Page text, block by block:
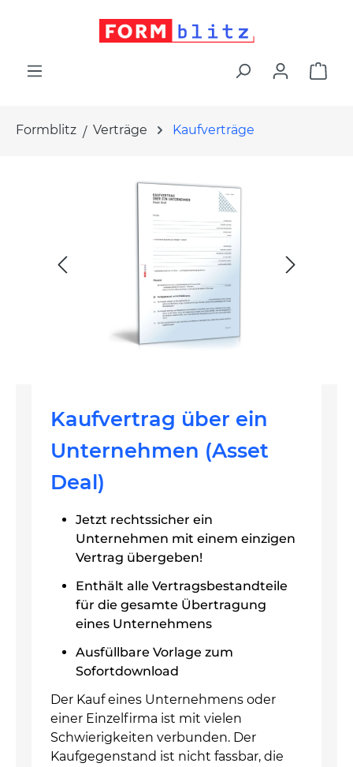
Formblitz Verträge Kaufverträge
Kaufvertrag über ein
Unternehmen (Asset
Deal)
Jetzt rechtssicher ein
Unternehmen mit einem einzigen
Vertrag übergeben!
Enthält alle Vertragsbestandteile
für die gesamte Übertragung
eines Unternehmens
Ausfüllbare Vorlage zum
Sofortdownload
Der Kauf eines Unternehmens oder
einer Einzelfirma ist mit vielen
Schwierigkeiten verbunden. Der
Kaufgegenstand ist nicht fassbar, die